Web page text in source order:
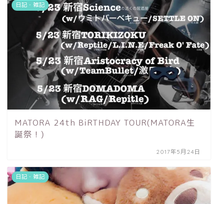
日記・雑記
MATORA 24th BiRTHDAY TOUR(MATORA生
誕祭！)
2017年5月24日
日記・雑記